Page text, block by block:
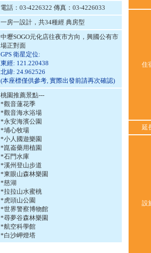
電話：03-4226322 傳真：03-4226033
一房一設計，共34種經 典房型
中壢SOGO元化店往夜市方向，興國公有市
場正對面
GPS 衛星定位:
東經: 121.220438
北緯: 24.962526
(本座標僅供參考, 實際出發前請再次確認)
桃園推薦景點---
*觀音蓮花季
*觀音海水浴場
*永安海濱公園
*埔心牧場
*小人國遊樂園
*崑崙藥用植園
*石門水庫
*溪州登山步道
*東眼山森林樂園
*慈湖
*拉拉山水蜜桃
*虎頭山公園
*世界警察博物館
*尋夢谷森林樂園
*航空科學館
*白沙岬燈塔
住
延
設